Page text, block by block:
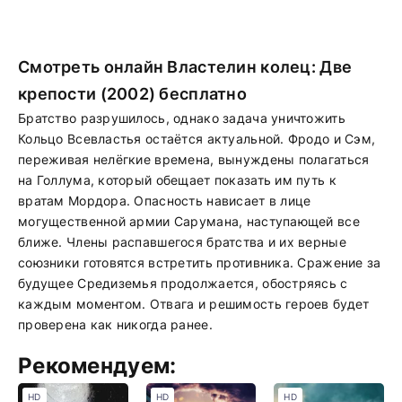
Смотреть онлайн Властелин колец: Две
крепости (2002) бесплатно
Братство разрушилось, однако задача уничтожить
Кольцо Всевластья остаётся актуальной. Фродо и Сэм,
переживая нелёгкие времена, вынуждены полагаться
на Голлума, который обещает показать им путь к
вратам Мордора. Опасность нависает в лице
могущественной армии Сарумана, наступающей все
ближе. Члены распавшегося братства и их верные
союзники готовятся встретить противника. Сражение за
будущее Средиземья продолжается, обостряясь с
каждым моментом. Отвага и решимость героев будет
проверена как никогда ранее.
Рекомендуем:
HD HD HD